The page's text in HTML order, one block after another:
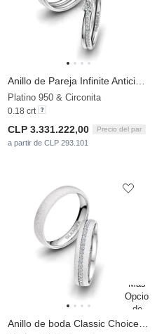
Platino 950 & Circonita
0.18 crt
CLP 3.331.222,00 Precio del par
a partir de CLP 293.101